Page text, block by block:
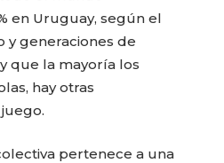
en Uruguay, según el
y generaciones de
que la mayoría los
hay otras
pertenece a una